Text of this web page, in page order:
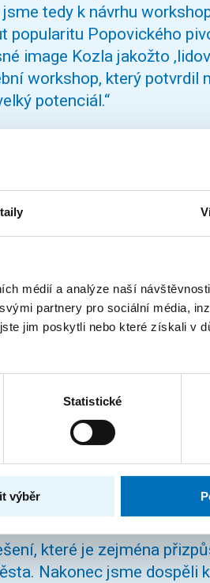
médií a analýze naší
partnery pro sociální média,
jim poskytli nebo které získali v
Statistické
výběr
tedy k návrhu
popularitu Popovického
image Kozla jakožto
workshop, který potvrdil
potenciál.“
zástupce společnosti Tomáš
odpadu, ale také
udržitelnosti s dalšími
se veřejnosti.
v menším
zadání startupu CITYA
data by pak mohla sloužit k
které je zejména
Nakonec jsme dospěli